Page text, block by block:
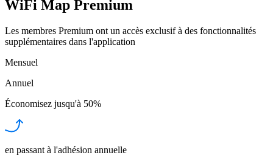
WiFi Map Premium
Les membres Premium ont un accès exclusif à des fonctionnalités
supplémentaires dans l'application
Mensuel
Annuel
Économisez jusqu'à 50%
en passant à l'adhésion annuelle